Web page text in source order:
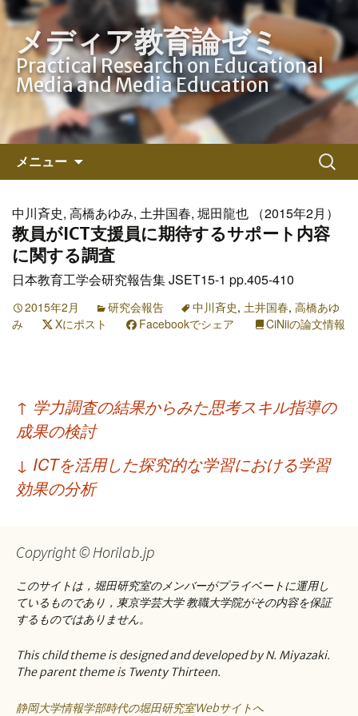
メディア教育論ゼミ
Practical Research on Educational
Media and Media Education
メニュー
ン
ツ
へ
ス
キ
プ
検
索:
中川斉史, 高橋あゆみ, 土井国春, 堀田龍也 （2015年2月）
教員がICT支援員に期待するサポート内容
に関する調査
日本教育工学会研究報告集 JSET15-1 pp.405-410
2015年2月 研究会報告 中川斉史, 土井国春, 高橋あゆ
み
Xにポスト Facebookでシェア CiNiiの論文情報
投
稿
ナ
ビ
ー
ョ
ン
↑ 学力調査の結果からみた思考スキル指導の
成果の検討
↓ ICTを活用した探究的な学習における学習
効果の分析
Copyright © Horilab.jp
このサイトは，堀田研究室のメンバーがプライベートに運用し
ているものであり，東京学芸大学 教職大学院がその内容を保証
するものではありません。
This child theme is designed and developed by N. Miyazaki.
The parent theme is Twenty Thirteen.
静岡大学情報学部時代の堀田研究室Webサイトへ